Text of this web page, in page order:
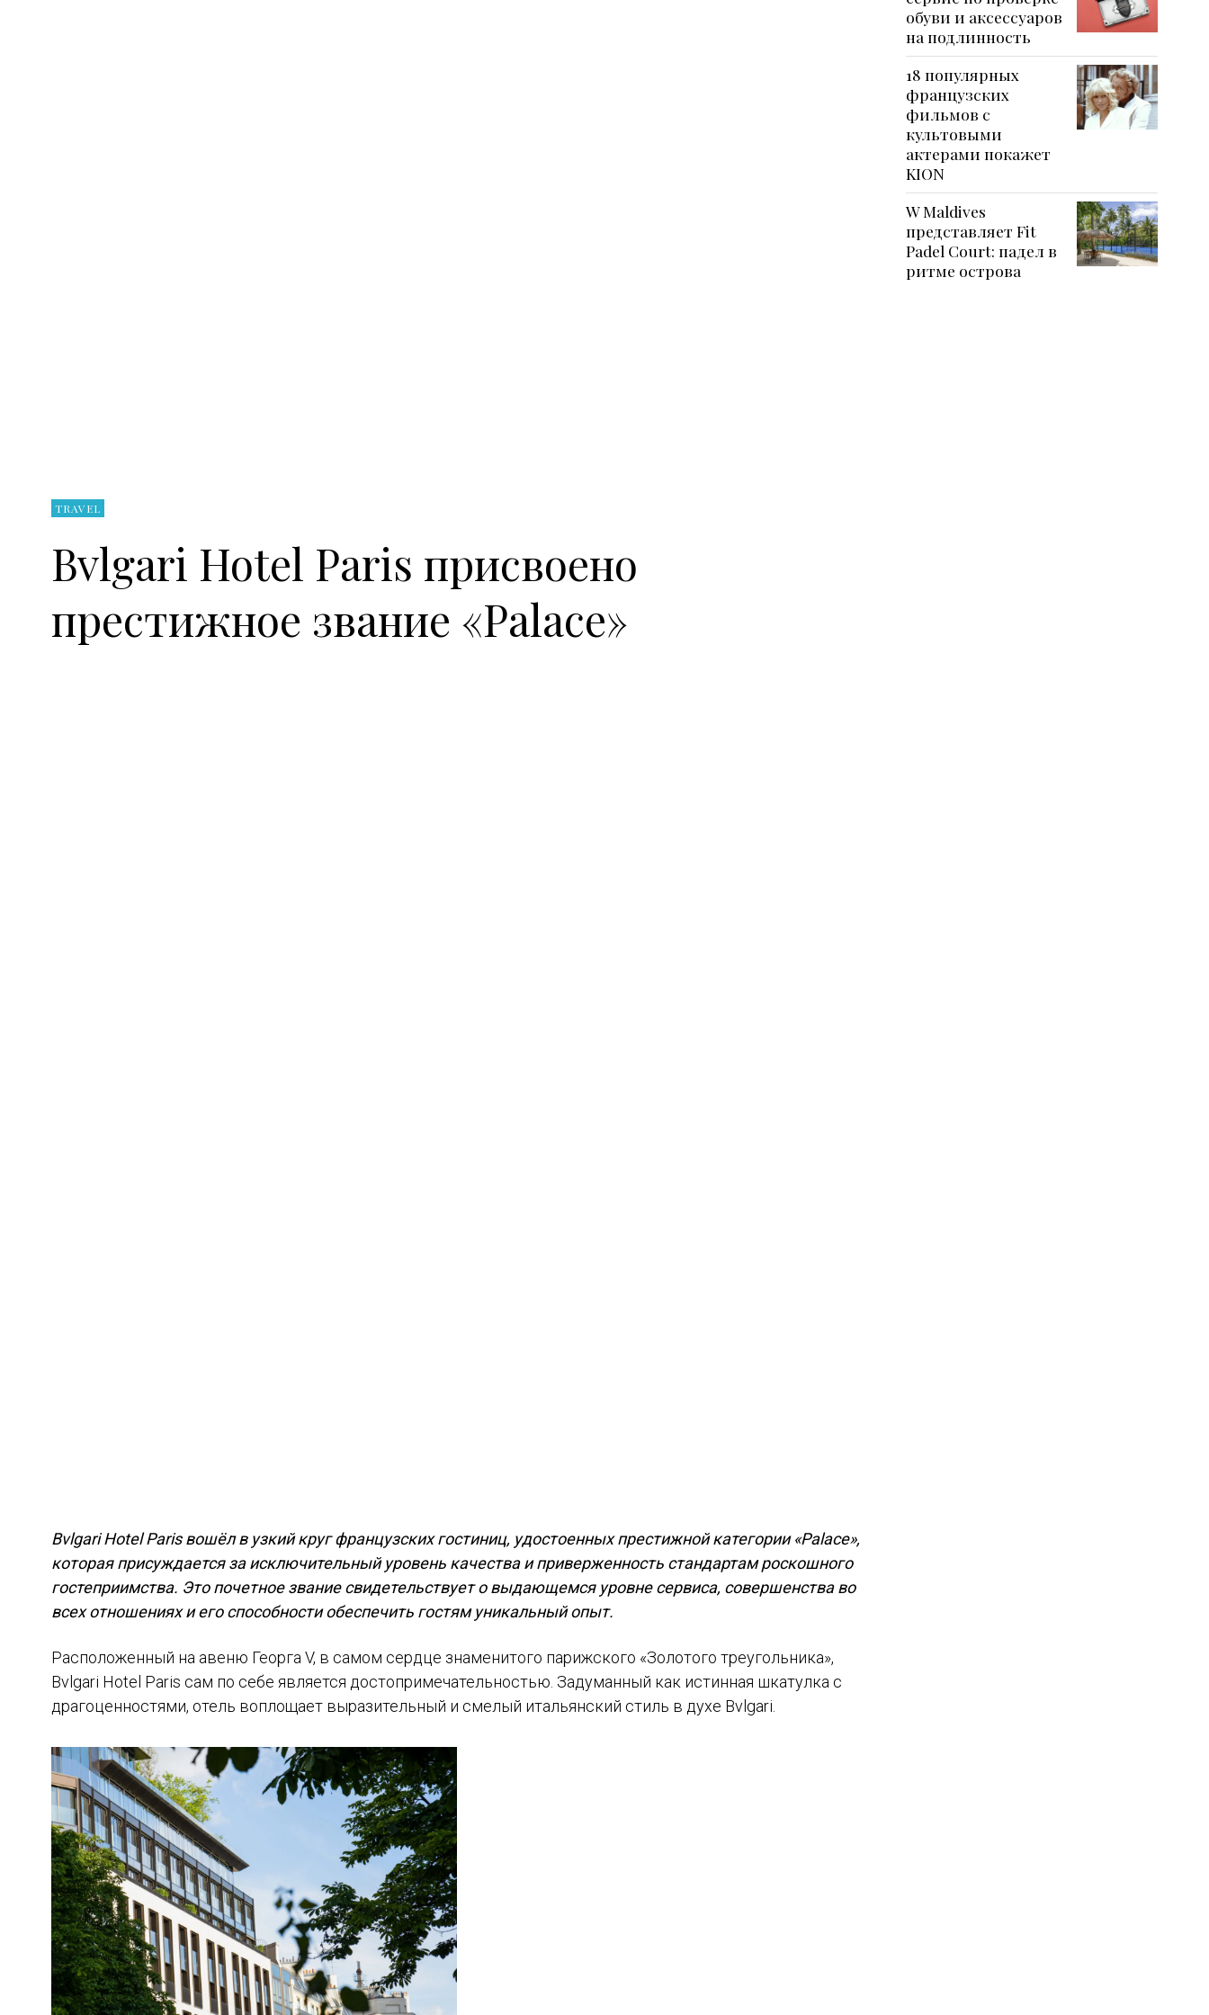
TRAVEL
Bvlgari Hotel Paris присвоено
престижное звание «Palace»
Bvlgari Hotel Paris вошёл в узкий круг французских гостиниц, удостоенных престижной категории «Palace»,
которая присуждается за исключительный уровень качества и приверженность стандартам роскошного
гостеприимства. Это почетное звание свидетельствует о выдающемся уровне сервиса, совершенства во
всех отношениях и его способности обеспечить гостям уникальный опыт.
Расположенный на авеню Георга V, в самом сердце знаменитого парижского «Золотого треугольника»,
Bvlgari Hotel Paris сам по себе является достопримечательностью. Задуманный как истинная шкатулка с
драгоценностями, отель воплощает выразительный и смелый итальянский стиль в духе Bvlgari.
обуви и аксессуаров
на подлинность
18 популярных
французских
фильмов с
культовыми
актерами покажет
KION
W Maldives
представляет Fit
Padel Court: падел в
ритме острова